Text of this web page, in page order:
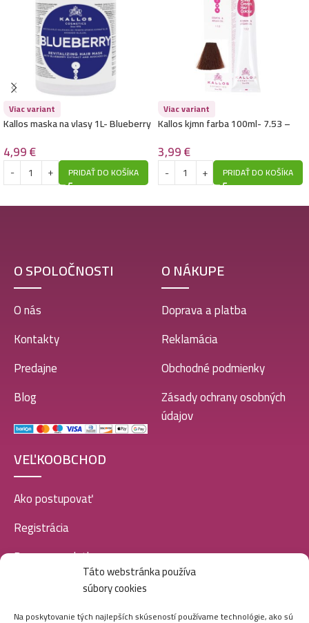
Táto webstránka používa
súbory cookies
Na poskytovanie tých najlepších skúseností používame technológie, ako sú
Viac variant
Kallos maska na vlasy 1L- Blueberry
4,99€
PRIDAŤ DO KOŠÍKA
Viac variant
Kallos kjmn farba 100ml- 7.53 –
3,99€
PRIDAŤ DO KOŠÍKA
O SPOLOČNOSTI
O nás
Kontakty
Predajne
Blog
O NÁKUPE
Doprava a platba
Reklamácia
Obchodné podmienky
Zásady ochrany osobných
údajov
VEĽKOOBCHOD
Ako postupovať
Registrácia
Doprava a platba
SOCIÁLNE SIETE